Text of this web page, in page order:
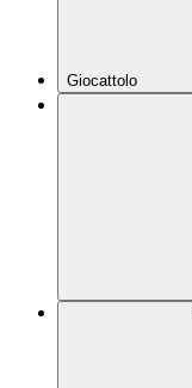
Giocattolo